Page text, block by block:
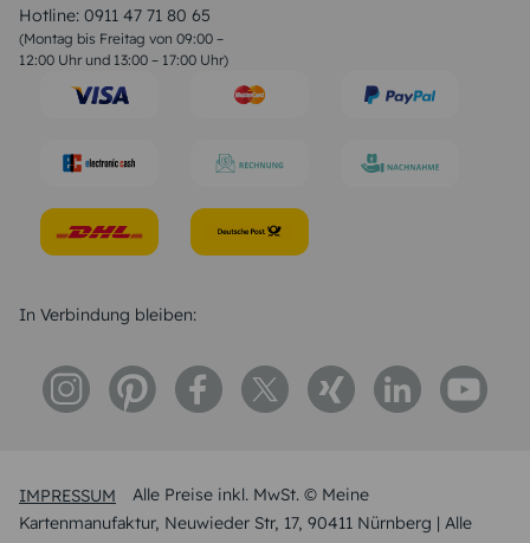
Hotline: 0911 47 71 80 65
(Montag bis Freitag von 09:00 –
12:00 Uhr und 13:00 – 17:00 Uhr)
Liebessprüche
Geburtstagssprüche
Trauersprüche
Konfirmation Glückwünsche
IMPRESSUM
Alle Preise inkl. MwSt. © Meine
Kartenmanufaktur, Neuwieder Str, 17, 90411 Nürnberg | Alle
In Verbindung bleiben: